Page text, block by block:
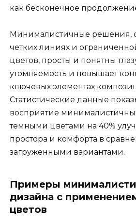
как бесконечное
Минималистичные решения,
четких линиях и
цветов, просты и понятны
утомляемость и повышает
ключевых элементах
Статистические данные
восприятие
темными цветами на 40%
простора и комфорта в
загруженными вариантами.
Примеры
дизайна с
цветов